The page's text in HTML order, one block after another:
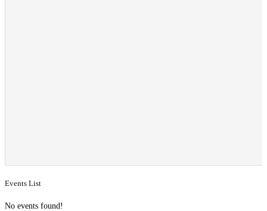
Events List
No events found!